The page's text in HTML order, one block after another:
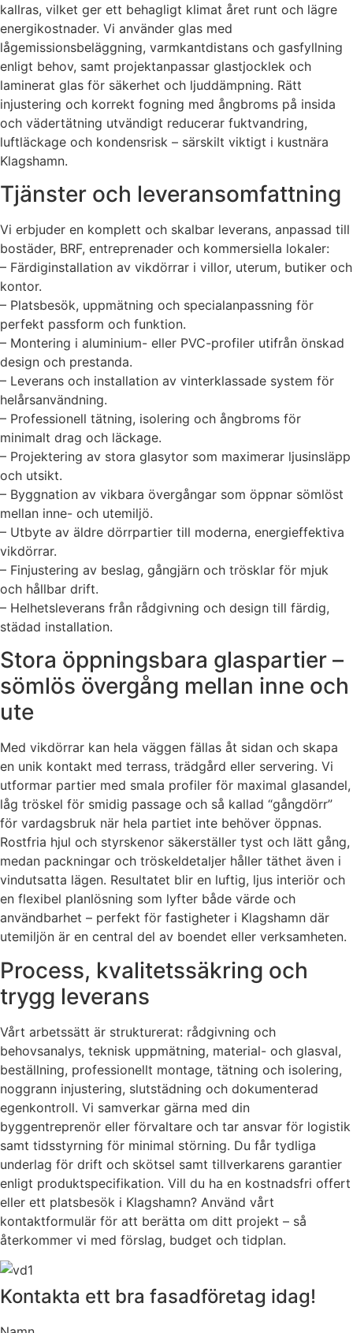
kallras, vilket ger ett behagligt klimat året runt och lägre
energikostnader. Vi använder glas med
lågemissionsbeläggning, varmkantdistans och gasfyllning
enligt behov, samt projektanpassar glastjocklek och
laminerat glas för säkerhet och ljuddämpning. Rätt
injustering och korrekt fogning med ångbroms på insida
och vädertätning utvändigt reducerar fuktvandring,
luftläckage och kondensrisk – särskilt viktigt i kustnära
Klagshamn.
Tjänster och leveransomfattning
Vi erbjuder en komplett och skalbar leverans, anpassad till
bostäder, BRF, entreprenader och kommersiella lokaler:
– Färdiginstallation av vikdörrar i villor, uterum, butiker och
kontor.
– Platsbesök, uppmätning och specialanpassning för
perfekt passform och funktion.
– Montering i aluminium- eller PVC-profiler utifrån önskad
design och prestanda.
– Leverans och installation av vinterklassade system för
helårsanvändning.
– Professionell tätning, isolering och ångbroms för
minimalt drag och läckage.
– Projektering av stora glasytor som maximerar ljusinsläpp
och utsikt.
– Byggnation av vikbara övergångar som öppnar sömlöst
mellan inne- och utemiljö.
– Utbyte av äldre dörrpartier till moderna, energieffektiva
vikdörrar.
– Finjustering av beslag, gångjärn och trösklar för mjuk
och hållbar drift.
– Helhetsleverans från rådgivning och design till färdig,
städad installation.
Stora öppningsbara glaspartier –
sömlös övergång mellan inne och
ute
Med vikdörrar kan hela väggen fällas åt sidan och skapa
en unik kontakt med terrass, trädgård eller servering. Vi
utformar partier med smala profiler för maximal glasandel,
låg tröskel för smidig passage och så kallad “gångdörr”
för vardagsbruk när hela partiet inte behöver öppnas.
Rostfria hjul och styrskenor säkerställer tyst och lätt gång,
medan packningar och tröskeldetaljer håller täthet även i
vindutsatta lägen. Resultatet blir en luftig, ljus interiör och
en flexibel planlösning som lyfter både värde och
användbarhet – perfekt för fastigheter i Klagshamn där
utemiljön är en central del av boendet eller verksamheten.
Process, kvalitetssäkring och
trygg leverans
Vårt arbetssätt är strukturerat: rådgivning och
behovsanalys, teknisk uppmätning, material- och glasval,
beställning, professionellt montage, tätning och isolering,
noggrann injustering, slutstädning och dokumenterad
egenkontroll. Vi samverkar gärna med din
byggentreprenör eller förvaltare och tar ansvar för logistik
samt tidsstyrning för minimal störning. Du får tydliga
underlag för drift och skötsel samt tillverkarens garantier
enligt produktspecifikation. Vill du ha en kostnadsfri offert
eller ett platsbesök i Klagshamn? Använd vårt
kontaktformulär för att berätta om ditt projekt – så
återkommer vi med förslag, budget och tidplan.
Kontakta ett bra fasadföretag idag!